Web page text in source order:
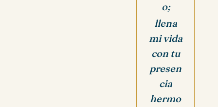
o;
llena
mi vida
con tu
presen
cia
hermo